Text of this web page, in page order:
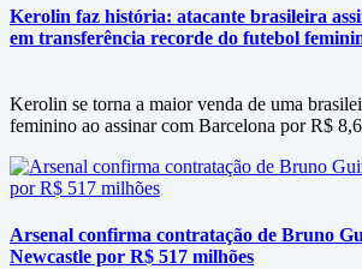
Kerolin faz história: atacante brasileira
em transferência recorde do futebol
Kerolin se torna a maior venda de uma
feminino ao assinar com Barcelona por R$
Arsenal confirma contratação de Bruno
Newcastle por R$ 517 milhões